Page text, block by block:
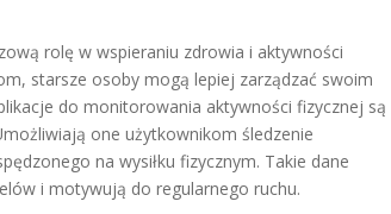
rolę w wspieraniu zdrowia i aktywności
starsze osoby mogą lepiej zarządzać swoim
do monitorowania aktywności fizycznej są
one użytkownikom śledzenie
na wysiłku fizycznym. Takie dane
i motywują do regularnego ruchu.